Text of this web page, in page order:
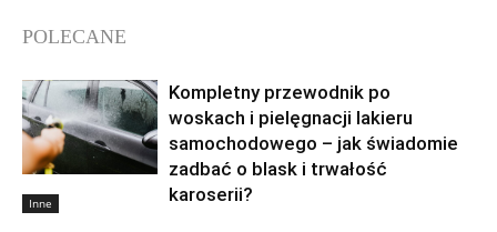
POLECANE
Inne
Kompletny przewodnik po
woskach i pielęgnacji lakieru
samochodowego – jak świadomie
zadbać o blask i trwałość
karoserii?